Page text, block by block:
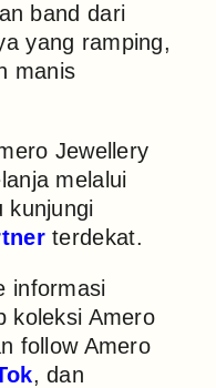
band dari
yang ramping,
manis
Jewellery
melalui
kunjungi
terdekat.
informasi
koleksi Amero
follow Amero
, dan